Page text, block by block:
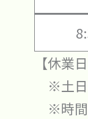
【休業
※土日
※時間